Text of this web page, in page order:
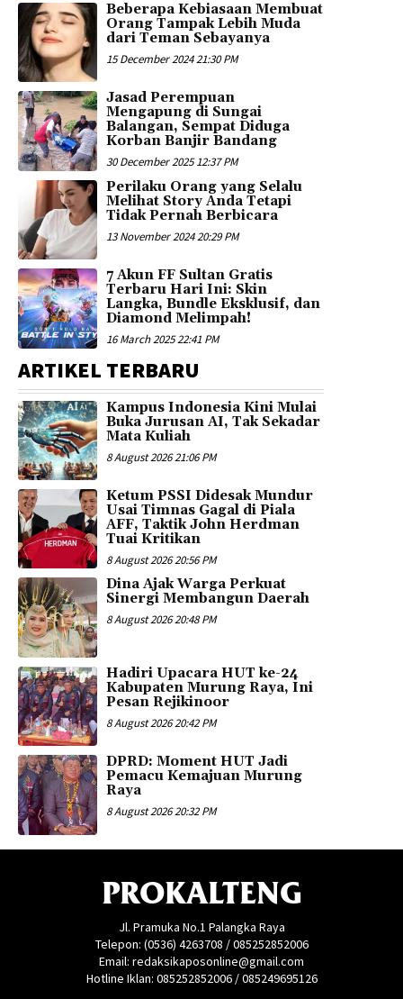
Beberapa Kebiasaan Membuat
Orang Tampak Lebih Muda
dari Teman Sebayanya
15 December 2024 21:30 PM
Jasad Perempuan
Mengapung di Sungai
Balangan, Sempat Diduga
Korban Banjir Bandang
30 December 2025 12:37 PM
Perilaku Orang yang Selalu
Melihat Story Anda Tetapi
Tidak Pernah Berbicara
13 November 2024 20:29 PM
7 Akun FF Sultan Gratis
Terbaru Hari Ini: Skin
Langka, Bundle Eksklusif, dan
Diamond Melimpah!
16 March 2025 22:41 PM
ARTIKEL TERBARU
Kampus Indonesia Kini Mulai
Buka Jurusan AI, Tak Sekadar
Mata Kuliah
8 August 2026 21:06 PM
Ketum PSSI Didesak Mundur
Usai Timnas Gagal di Piala
AFF, Taktik John Herdman
Tuai Kritikan
8 August 2026 20:56 PM
Dina Ajak Warga Perkuat
Sinergi Membangun Daerah
8 August 2026 20:48 PM
Hadiri Upacara HUT ke-24
Kabupaten Murung Raya, Ini
Pesan Rejikinoor
8 August 2026 20:42 PM
DPRD: Moment HUT Jadi
Pemacu Kemajuan Murung
Raya
8 August 2026 20:32 PM
PROKALTENG
Jl. Pramuka No.1 Palangka Raya
Telepon: (0536) 4263708 / 085252852006
Email: redaksikaposonline@gmail.com
Hotline Iklan: 085252852006 / 085249695126